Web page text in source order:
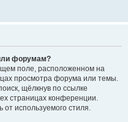
форумам?
поле, расположенном на
просмотра форума или темы.
щёлкнув по ссылке
страницах конференции.
от используемого стиля.